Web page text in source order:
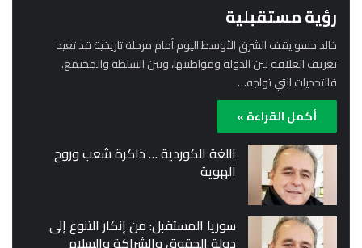
رؤية مستقبلية
خالد حسو يقف الشرق الأوسط اليوم أمام مرحلة تاريخية قد تعيد
تعريف العلاقة بين الدولة ومواطنيها، وبين السلطة والمجتمع.
فالتحديات التي تواجه…
أكمل القراءة »
اللغة الكوردية … ذاكرة شعب وروح
الهوية
سوريا المستقبل: من إنكار التنوع إلى
دولة الحقوق والشراكة والسلام